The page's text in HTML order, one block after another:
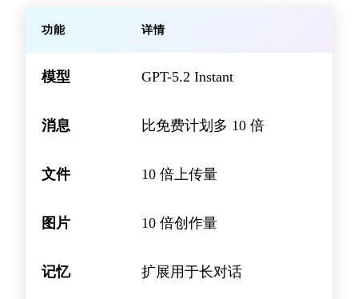
功能 详情
模型 GPT-5.2 Instant
消息 比免费计划多 10 倍
文件 10 倍上传量
图片 10 倍创作量
记忆 扩展用于长对话